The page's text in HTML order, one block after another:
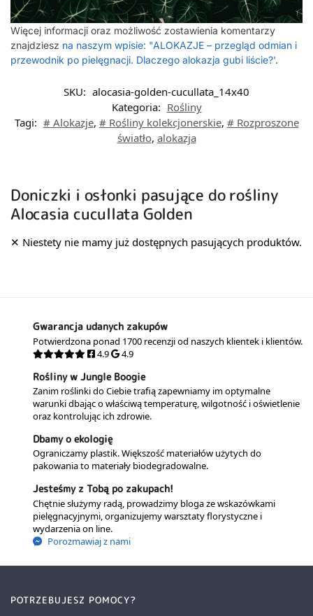
Więcej informacji oraz możliwość zostawienia komentarzy
znajdziesz na naszym wpisie: "ALOKAZJE – przegląd odmian i
przewodnik po pielęgnacji. Dlaczego alokazja gubi liście?'.
SKU: alocasia-golden-cucullata_14x40
Kategoria: Rośliny
Tagi: # Alokazje, # Rośliny kolekcjonerskie, # Rozproszone
światło, alokazja
Doniczki i osłonki pasujące do rośliny
Alocasia cucullata Golden
Gwarancja udanych zakupów
Potwierdzona ponad 1700 recenzji od naszych klientek i klientów.
4.9
4.9
Rośliny w Jungle Boogie
Zanim roślinki do Ciebie trafią zapewniamy im optymalne
warunki dbając o właściwą temperaturę, wilgotność i oświetlenie
oraz kontrolując ich zdrowie.
Dbamy o ekologię
Ograniczamy plastik. Większość materiałów użytych do
pakowania to materiały biodegradowalne.
Jesteśmy z Tobą po zakupach!
Chętnie służymy radą, prowadzimy bloga ze wskazówkami
pielęgnacyjnymi, organizujemy warsztaty florystyczne i
wydarzenia on line.
Porozmawiaj z nami
POTRZEBUJESZ POMOCY?